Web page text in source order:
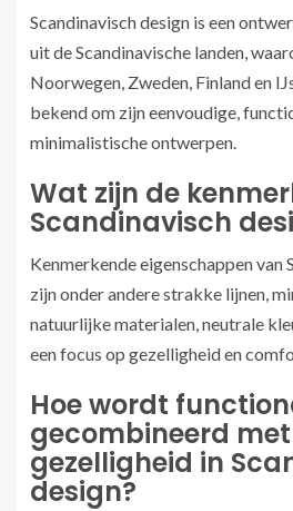
Scandinavisch design is een
uit de Scandinavische landen,
Noorwegen, Zweden, Finland en
bekend om zijn eenvoudige,
minimalistische ontwerpen.
Wat zijn de
Scandinavisch
Kenmerkende eigenschappen van
zijn onder andere strakke lijnen,
natuurlijke materialen, neutrale
een focus op gezelligheid en
Hoe wordt
gecombineerd
gezelligheid in
design?